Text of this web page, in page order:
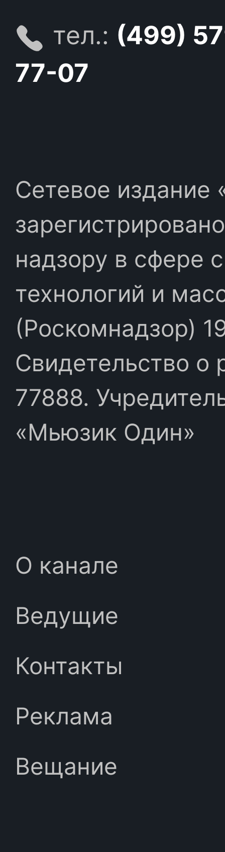
тел.: (499)
77-07
Сетевое издание
надзору в сфере
технологий и
(Роскомнадзор)
Свидетельство
77888.
«Мьюзик Один»
О канале
Ведущие
Контакты
Реклама
Вещание